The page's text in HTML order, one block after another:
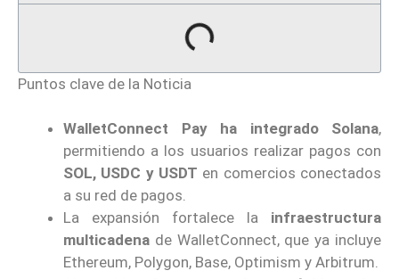
Puntos clave de la Noticia
WalletConnect Pay ha integrado Solana,
permitiendo a los usuarios realizar pagos con
SOL, USDC y USDT en comercios conectados
a su red de pagos.
La expansión fortalece la infraestructura
multicadena de WalletConnect, que ya incluye
Ethereum, Polygon, Base, Optimism y Arbitrum.